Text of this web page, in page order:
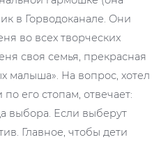
в Горводоканале. Они
во всех творческих
своя семья, прекрасная
малыша». На вопрос, хотел
его стопам, отвечает:
выбора. Если выберут
Главное, чтобы дети